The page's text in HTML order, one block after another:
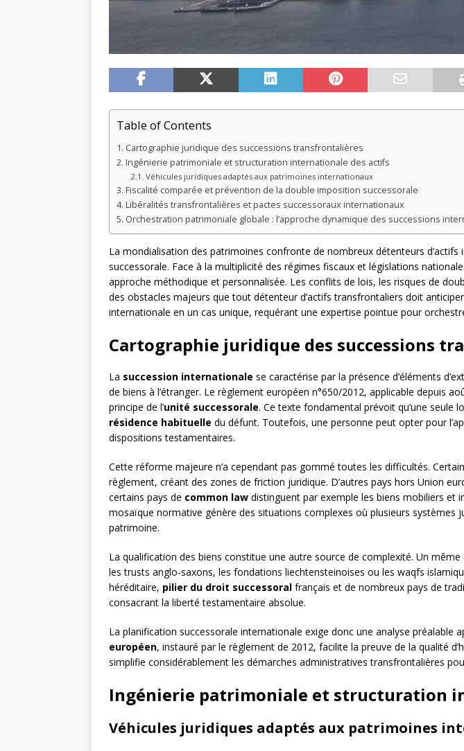
Table of Contents
Cartographie juridique des successions transfrontalières
Ingénierie patrimoniale et structuration internationale des actifs
Véhicules juridiques adaptés aux patrimoines internationaux
Fiscalité comparée et prévention de la double imposition successorale
Libéralités transfrontalières et pactes successoraux internationaux
Orchestration patrimoniale globale : l’approche dynamique des successions
La mondialisation des patrimoines confronte de nombreux détenteurs
successorale. Face à la multiplicité des régimes fiscaux et législations
approche méthodique et personnalisée. Les conflits de lois, les risques de
des obstacles majeurs que tout détenteur d’actifs transfrontaliers doit
internationale en un cas unique, requérant une expertise pointue pour
Cartographie juridique des successions
La succession internationale se caractérise par la présence d’éléments
de biens à l’étranger. Le règlement européen n°650/2012, applicable depuis
principe de l’unité successorale. Ce texte fondamental prévoit qu’une seule
résidence habituelle du défunt. Toutefois, une personne peut opter pour
dispositions testamentaires.
Cette réforme majeure n’a cependant pas gommé toutes les difficultés.
règlement, créant des zones de friction juridique. D’autres pays hors Union
certains pays de common law distinguent par exemple les biens mobiliers et
mosaïque normative génère des situations complexes où plusieurs
patrimoine.
La qualification des biens constitue une autre source de complexité. Un
les trusts anglo-saxons, les fondations liechtensteinoises ou les waqfs
héréditaire, pilier du droit successoral français et de nombreux pays de
consacrant la liberté testamentaire absolue.
La planification successorale internationale exige donc une analyse préalable
européen, instauré par le règlement de 2012, facilite la preuve de la qualité
simplifie considérablement les démarches administratives transfrontalières
Ingénierie patrimoniale et structuration
Véhicules juridiques adaptés aux patrimoines